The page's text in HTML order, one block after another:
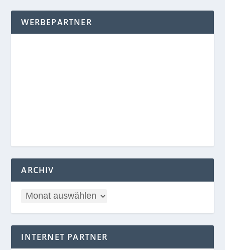
WERBEPARTNER
ARCHIV
INTERNET PARTNER